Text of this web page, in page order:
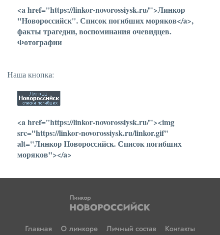
<a href="https://linkor-novorossiysk.ru/">Линкор
"Новороссийск". Список погибших моряков</a>,
факты трагедии, воспоминания очевидцев.
Фотографии
Наша кнопка:
<a href="https://linkor-novorossiysk.ru/"><img
src="https://linkor-novorossiysk.ru/linkor.gif"
alt="Линкор Новороссийск. Список погибших
моряков"></a>
Главная О линкоре Личный состав Контакты